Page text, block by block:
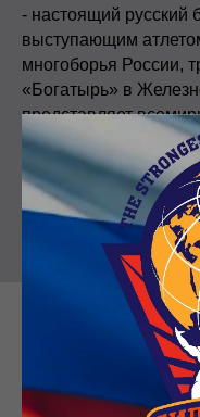
- настоящий русский
выступающим
многоборья России,
«Богатырь» в
представляет
«Сильнейшая нация